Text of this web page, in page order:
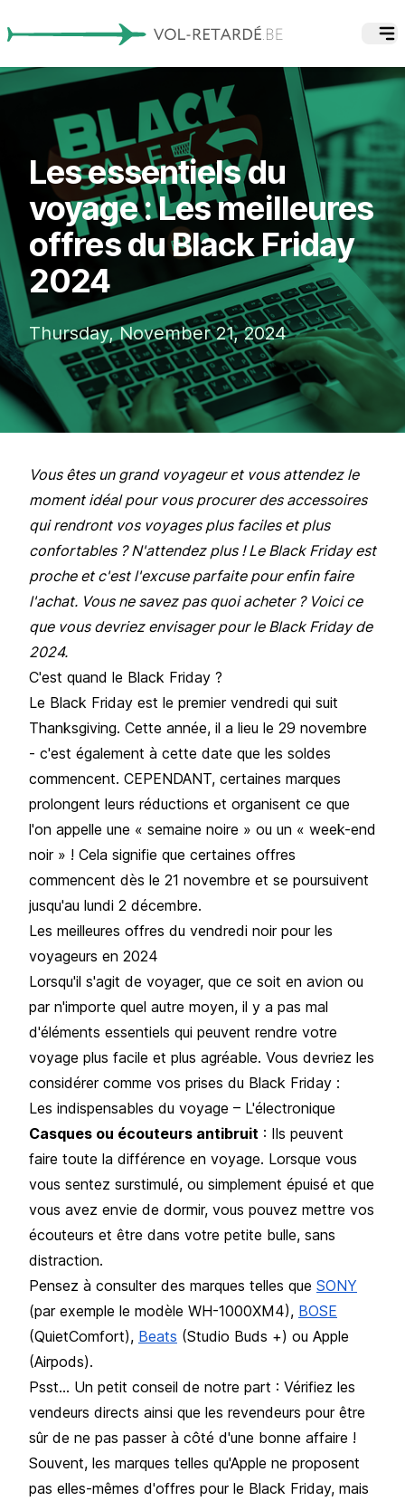
Les essentiels du
voyage : Les meilleures
offres du Black Friday
2024
Thursday, November 21, 2024
Vous êtes un grand voyageur et vous attendez le
moment idéal pour vous procurer des accessoires
qui rendront vos voyages plus faciles et plus
confortables ? N'attendez plus ! Le Black Friday est
proche et c'est l'excuse parfaite pour enfin faire
l'achat. Vous ne savez pas quoi acheter ? Voici ce
que vous devriez envisager pour le Black Friday de
2024.
C'est quand le Black Friday​ ?
Le Black Friday est le premier vendredi qui suit
Thanksgiving. Cette année, il a lieu le 29 novembre
- c'est également à cette date que les soldes
commencent. CEPENDANT, certaines marques
prolongent leurs réductions et organisent ce que
l'on appelle une « semaine noire » ou un « week-end
noir » ! Cela signifie que certaines offres
commencent dès le 21 novembre et se poursuivent
jusqu'au lundi 2 décembre.
Les meilleures offres du vendredi noir pour les
voyageurs en 2024
Lorsqu'il s'agit de voyager, que ce soit en avion ou
par n'importe quel autre moyen, il y a pas mal
d'éléments essentiels qui peuvent rendre votre
voyage plus facile et plus agréable. Vous devriez les
considérer comme vos prises du Black Friday :
Les indispensables du voyage – L'électronique
Casques ou écouteurs antibruit : Ils peuvent
faire toute la différence en voyage. Lorsque vous
vous sentez surstimulé, ou simplement épuisé et que
vous avez envie de dormir, vous pouvez mettre vos
écouteurs et être dans votre petite bulle, sans
distraction.
Pensez à consulter des marques telles que SONY
(par exemple le modèle WH-1000XM4), BOSE
(QuietComfort), Beats (Studio Buds +) ou Apple
(Airpods).
Psst... Un petit conseil de notre part : Vérifiez les
vendeurs directs ainsi que les revendeurs pour être
sûr de ne pas passer à côté d'une bonne affaire !
Souvent, les marques telles qu'Apple ne proposent
pas elles-mêmes d'offres pour le Black Friday, mais